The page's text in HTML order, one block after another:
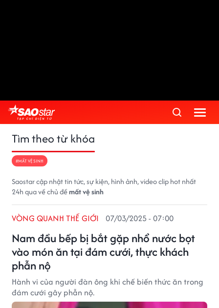
Tìm theo từ khóa
#MẤT VỆ SINH
Saostar cập nhật tin tức, sự kiện, hình ảnh, video clip hot nhất
24h qua về chủ đềmất vệ sinh
Nam đầu bếp bị bắt gặp nhổ nước bọt
vào món ăn tại đám cưới, thực khách
phẫn nộ
VÒNG QUANH THẾ GIỚI 07/03/2025 - 07:00
Hành vi của người đàn ông khi chế biến thức ăn trong
đám cưới gây phẫn nộ.